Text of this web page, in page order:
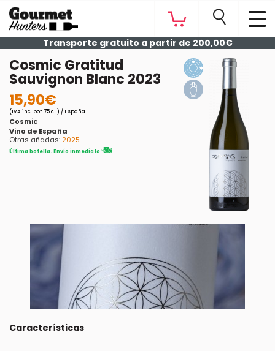
Transporte gratuito a partir de 200,00€
Cosmic Gratitud
Sauvignon Blanc 2023
15,90€
(IVA inc. bot. 75 cl.) / España
Cosmic
Vino de España
Otras añadas: 2025
Última botella. Envío inmediato
Características